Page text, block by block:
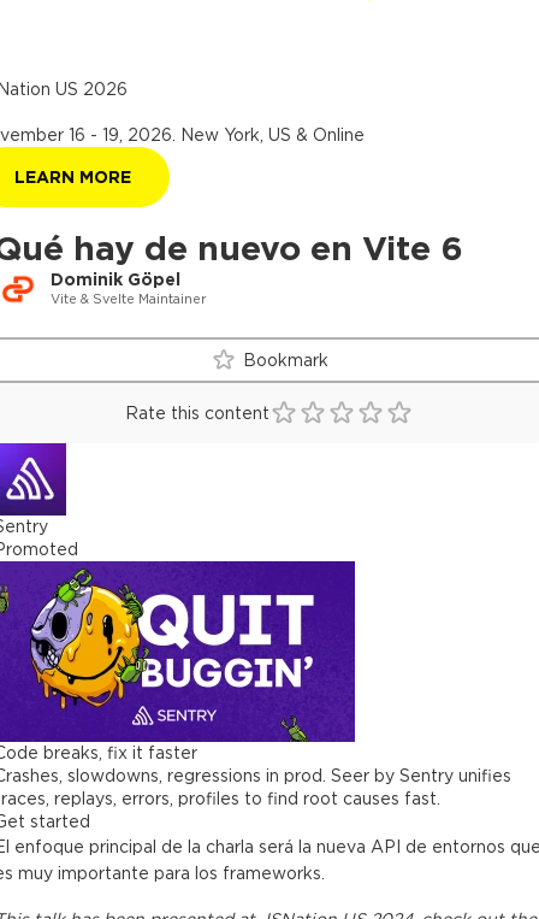
hay de nuevo en Vite 6
Dominik Göpel
Vite & Svelte Maintainer
US 2026
16 - 19, 2026 New York, US & Online
LEARN MORE
Bookmark
Rate this content
breaks, fix it faster
slowdowns, regressions in prod. Seer by Sentry unifies
replays, errors, profiles to find root causes fast.
started
enfoque principal de la charla será la nueva API de entornos
muy importante para los frameworks.